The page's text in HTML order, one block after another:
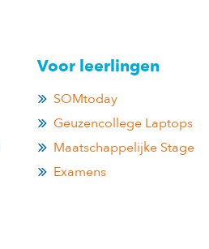
Voor leerlingen
SOMtoday
Geuzencollege Laptops
Maatschappelijke Stage
Examens